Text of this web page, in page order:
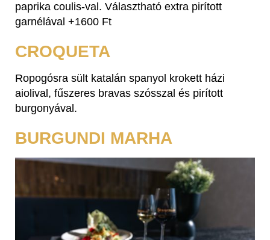
paprika coulis-val. Választható extra pirított
garnélával +1600 Ft
CROQUETA
Ropogósra sült katalán spanyol krokett házi
aiolival, fűszeres bravas szósszal és pirított
burgonyával.
BURGUNDI MARHA